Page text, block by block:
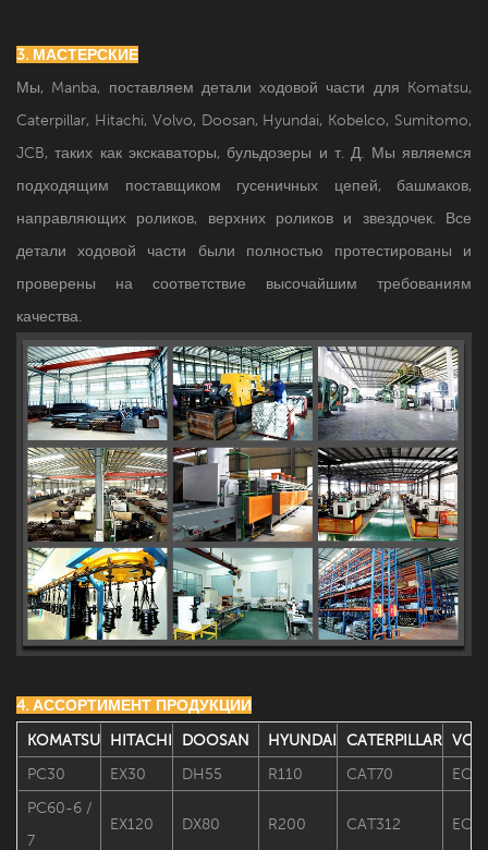
3. МАСТЕРСКИЕ
Мы, Manba, поставляем детали ходовой части для Komatsu,
Caterpillar, Hitachi, Volvo, Doosan, Hyundai, Kobelco, Sumitomo,
JCB, таких как экскаваторы, бульдозеры и т. Д. Мы являемся
подходящим поставщиком гусеничных цепей, башмаков,
направляющих роликов, верхних роликов и звездочек. Все
детали ходовой части были полностью протестированы и
проверены на соответствие высочайшим требованиям
качества.
4. АССОРТИМЕНТ ПРОДУКЦИИ
KOMATSU
HITACHI DOOSAN HYUNDAI CATERPILLAR
PC30
EX30 DH55 R110 CAT70
PC60-6 /
7
EX120 DX80 R200 CAT312